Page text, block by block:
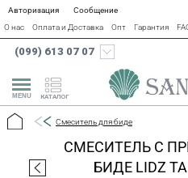
Авторизация
Сообщение
О нас
Оплата и Доставка Опт Гарантия
(099) 613 07 07
КАТАЛОГ
Смеситель для биде
СМЕСИТЕЛЬ С
БИДЕ LIDZ